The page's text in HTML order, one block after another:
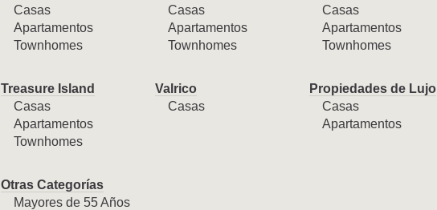
Casas
Apartamentos
Townhomes
Casas
Apartamentos
Townhomes
Casas
Apartamentos
Townhomes
Treasure Island
Casas
Apartamentos
Townhomes
Valrico
Casas
Propiedades de Lujo
Casas
Apartamentos
Otras Categorías
Mayores de 55 Años